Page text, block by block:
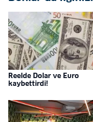
Reelde Dolar ve Euro
kaybettirdi!